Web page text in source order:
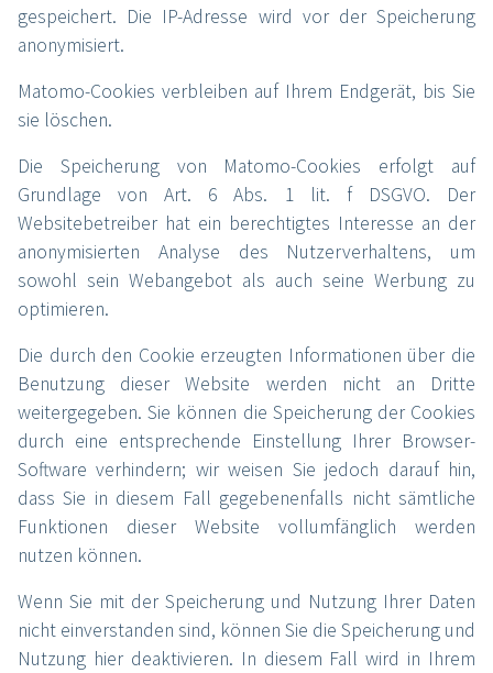
gespeichert. Die IP-Adresse wird vor der Speicherung
anonymisiert.
Matomo-Cookies verbleiben auf Ihrem Endgerät, bis Sie
sie löschen.
Die Speicherung von Matomo-Cookies erfolgt auf
Grundlage von Art. 6 Abs. 1 lit. f DSGVO. Der
Websitebetreiber hat ein berechtigtes Interesse an der
anonymisierten Analyse des Nutzerverhaltens, um
sowohl sein Webangebot als auch seine Werbung zu
optimieren.
Die durch den Cookie erzeugten Informationen über die
Benutzung dieser Website werden nicht an Dritte
weitergegeben. Sie können die Speicherung der Cookies
durch eine entsprechende Einstellung Ihrer Browser-
Software verhindern; wir weisen Sie jedoch darauf hin,
dass Sie in diesem Fall gegebenenfalls nicht sämtliche
Funktionen dieser Website vollumfänglich werden
nutzen können.
Wenn Sie mit der Speicherung und Nutzung Ihrer Daten
nicht einverstanden sind, können Sie die Speicherung und
Nutzung hier deaktivieren. In diesem Fall wird in Ihrem